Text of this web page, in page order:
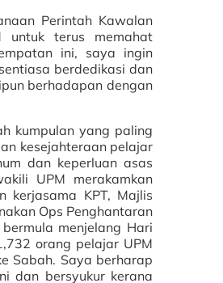
Perintah Kawalan
untuk terus memahat
ini, saya ingin
berdedikasi dan
berhadapan dengan
kumpulan yang paling
kesejahteraan pelajar
dan keperluan asas
UPM merakamkan
kerjasama KPT, Majlis
Ops Penghantaran
menjelang Hari
orang pelajar UPM
Sabah. Saya berharap
dan bersyukur kerana